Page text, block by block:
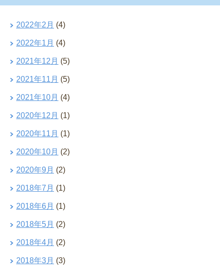
2022年2月 (4)
2022年1月 (4)
2021年12月 (5)
2021年11月 (5)
2021年10月 (4)
2020年12月 (1)
2020年11月 (1)
2020年10月 (2)
2020年9月 (2)
2018年7月 (1)
2018年6月 (1)
2018年5月 (2)
2018年4月 (2)
2018年3月 (3)